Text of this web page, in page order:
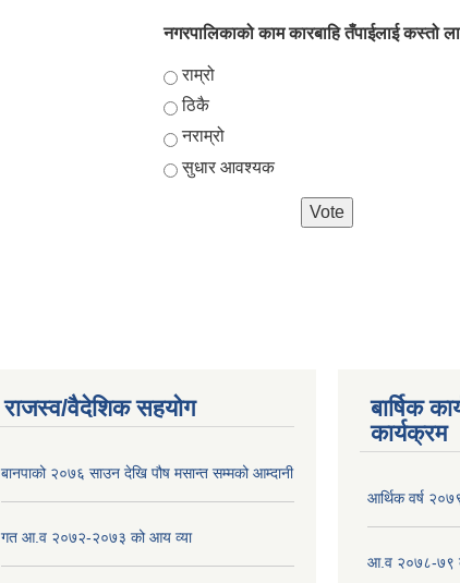
नगरपालिकाको काम कारबाहि तँपाईलाई कस्तो
Choices
राम्रो
ठिकै
नराम्रो
सुधार आवश्यक
राजस्व/वैदेशिक सहयोग
बानपाको २०७६ साउन देखि पौष मसान्त सम्मको आम्दानी
गत आ.व २०७२-२०७३ को आय व्या
बार्षिक
कार्यक्रम
आर्थिक वर्ष
आ.व २०७८-७९